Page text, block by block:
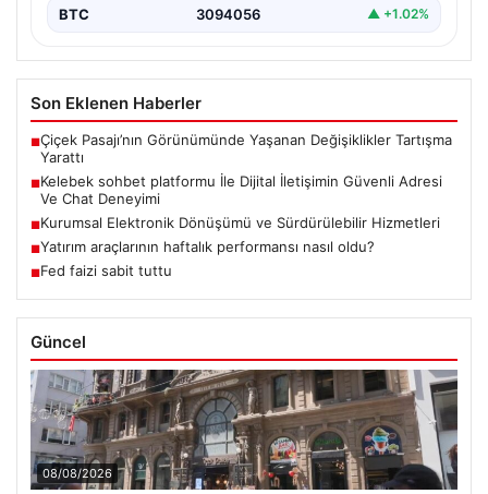
BTC 3094056 ▲ +1.02%
Son Eklenen Haberler
■Çiçek Pasajı’nın Görünümünde Yaşanan Değişiklikler Tartışma
Yarattı
■Kelebek sohbet platformu İle Dijital İletişimin Güvenli Adresi
Ve Chat Deneyimi
■Kurumsal Elektronik Dönüşümü ve Sürdürülebilir Hizmetleri
■Yatırım araçlarının haftalık performansı nasıl oldu?
■Fed faizi sabit tuttu
Güncel
08/08/2026